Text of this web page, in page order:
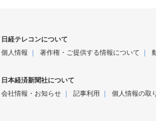
日経テレコンについて
個人情報 ｜ 著作権・ご提供する情報について ｜
日本経済新聞社について
会社情報・お知らせ｜ 記事利用 ｜ 個人情報の取